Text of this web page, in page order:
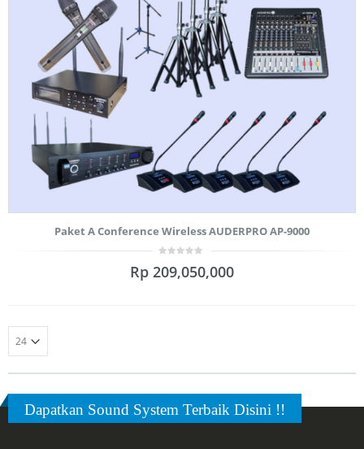
Paket A Conference Wireless AUDERPRO AP-9000
out
Rp 209,050,000
Dapatkan Sound System Terbaik Disini !!